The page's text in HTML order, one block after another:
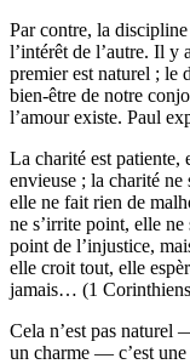
Par contre, la
l’intérêt de l’autre. Il y
premier est naturel ; le
bien-être de notre
l’amour existe. Paul
La charité est patiente,
envieuse ; la charité ne
elle ne fait rien de
ne s’irrite point, elle
point de l’injustice,
elle croit tout, elle
jamais… (1
Cela n’est pas naturel
un charme — c’est